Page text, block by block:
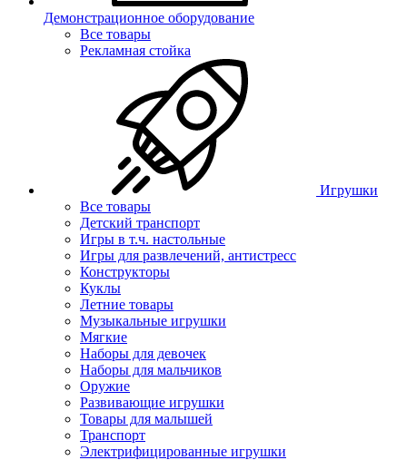
Демонстрационное оборудование
Все товары
Рекламная стойка
Игрушки
Все товары
Детский транспорт
Игры в т.ч. настольные
Игры для развлечений, антистресс
Конструкторы
Куклы
Летние товары
Музыкальные игрушки
Мягкие
Наборы для девочек
Наборы для мальчиков
Оружие
Развивающие игрушки
Товары для малышей
Транспорт
Электрифицированные игрушки